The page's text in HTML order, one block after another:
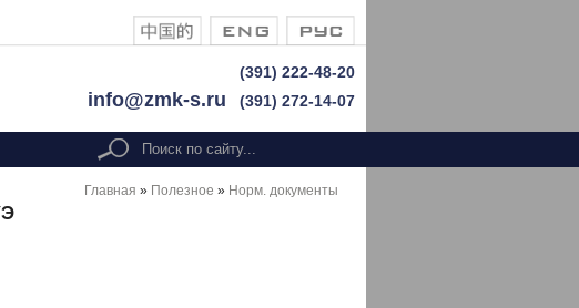
(391) 222-48-20
info@zmk-s.ru (391) 272-14-07
Форма поиска
search
Главная » Полезное » Норм. документы